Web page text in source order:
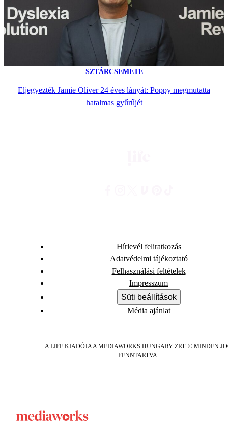
SZTÁRCSEMETE
Eljegyezték Jamie Oliver 24 éves lányát: Poppy megmutatta
hatalmas gyűrűjét
Hírlevél feliratkozás
Adatvédelmi tájékoztató
Felhasználási feltételek
Impresszum
Süti beállítások
Média ajánlat
A LIFE KIADÓJA A MEDIAWORKS HUNGARY ZRT. © MINDEN
FENNTARTVA.